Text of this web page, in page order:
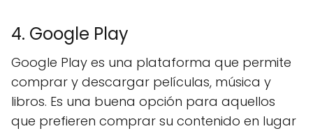
4. Google Play
Google Play es una plataforma que permite
comprar y descargar películas, música y
libros. Es una buena opción para aquellos
que prefieren comprar su contenido en lugar